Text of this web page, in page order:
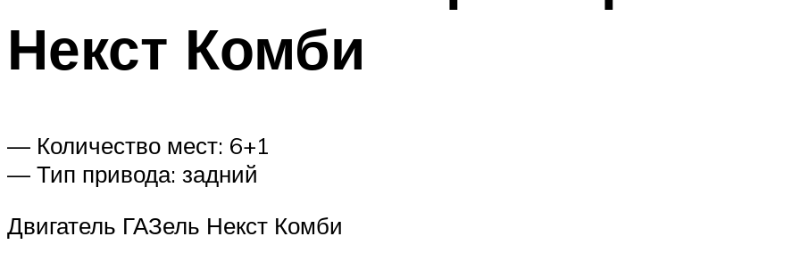
Меню
Некст Комби
— Количество мест: 6+1
— Тип привода: задний
Двигатель ГАЗель Некст Комби